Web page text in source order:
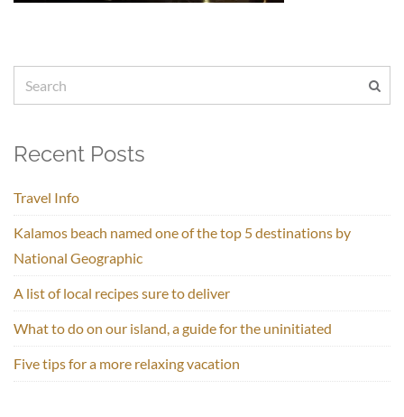
Recent Posts
Travel Info
Kalamos beach named one of the top 5 destinations by
National Geographic
A list of local recipes sure to deliver
What to do on our island, a guide for the uninitiated
Five tips for a more relaxing vacation